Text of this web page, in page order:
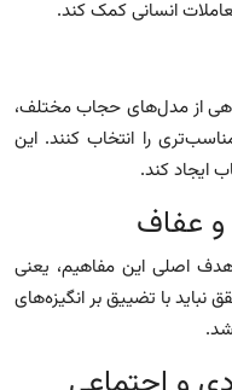
انسانی کمک کند.
از مدل‌های حجاب مختلف،
را انتخاب کنند. این
ایجاد کند.
عفاف
اصلی این مفاهیم، یعنی
با تضییق بر انگیزه‌های